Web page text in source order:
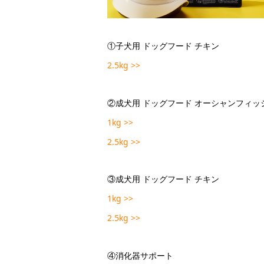
①子犬用 ドッグフード チキン
2.5kg >>
②成犬用 ドッグフード オーシャンフィッ
1kg >>
2.5kg >>
③成犬用 ドッグフード チキン
1kg >>
2.5kg >>
④消化器サポート